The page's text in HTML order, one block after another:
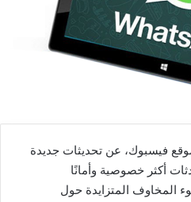
فيسبوك، عن تحديثات جديدة
أكثر خصوصية وأمانًا
المخاوف المتزايدة حول